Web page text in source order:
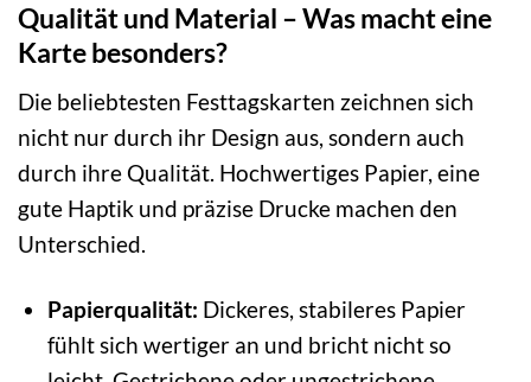
Qualität und Material – Was macht eine
Karte besonders?
Die beliebtesten Festtagskarten zeichnen sich
nicht nur durch ihr Design aus, sondern auch
durch ihre Qualität. Hochwertiges Papier, eine
gute Haptik und präzise Drucke machen den
Unterschied.
Papierqualität: Dickeres, stabileres Papier
fühlt sich wertiger an und bricht nicht so